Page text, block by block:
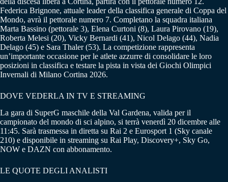
Federica Brignone, attuale leader della classifica generale di Coppa del
Mondo, avrà il pettorale numero 7. Completano la squadra italiana
Marta Bassino (pettorale 3), Elena Curtoni (8), Laura Pirovano (19),
Roberta Melesi (20), Vicky Bernardi (41), Nicol Delago (44), Nadia
Delago (45) e Sara Thaler (53). La competizione rappresenta
un’importante occasione per le atlete azzurre di consolidare le loro
posizioni in classifica e testare la pista in vista dei Giochi Olimpici
Invernali di Milano Cortina 2026.
DOVE VEDERLA IN TV E STREAMING
La gara di SuperG maschile della Val Gardena, valida per il
campionato del mondo di sci alpino, si terrà venerdì 20 dicembre alle
11:45. Sarà trasmessa in diretta su Rai 2 e Eurosport 1 (Sky canale
210) e disponibile in streaming su Rai Play, Discovery+, Sky Go,
NOW e DAZN con abbonamento.
LE QUOTE DEGLI ANALISTI